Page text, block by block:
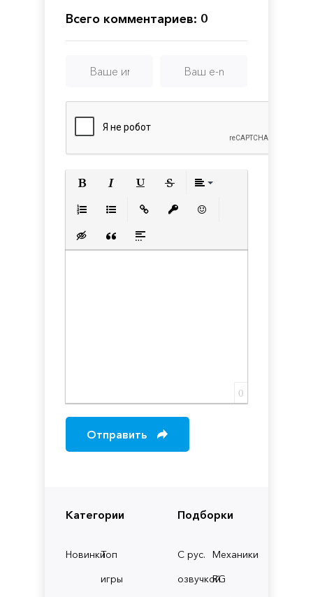
Категории
НовинкиТоп
игры
Подборки
С рус.
озвучкой
Механики
RG
Всего комментариев: 0
Вставка скрытого текста
Вставка цитаты
Вставка спойлера
0
Отправить